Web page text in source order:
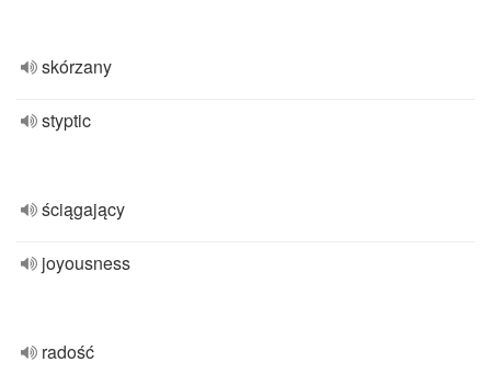
skórzany
styptic
ściągający
joyousness
radość